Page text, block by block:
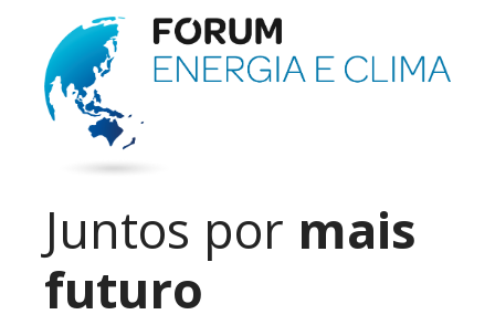
Juntos por mais
futuro